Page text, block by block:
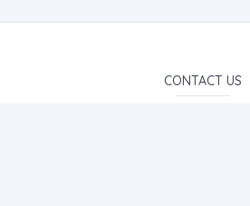
CONTACT US